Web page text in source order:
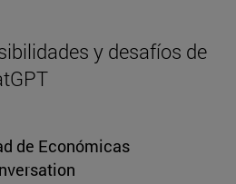
y desafíos de
de Económicas